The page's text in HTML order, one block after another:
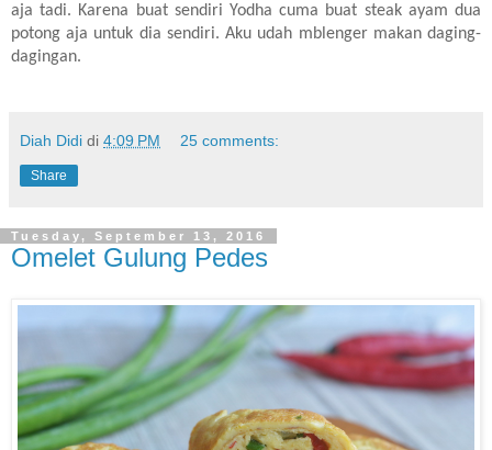
aja tadi. Karena buat sendiri Yodha cuma buat steak ayam dua
potong aja untuk dia sendiri. Aku udah mblenger makan daging-
dagingan.
Diah Didi di 4:09 PM 25 comments:
Share
Tuesday, September 13, 2016
Omelet Gulung Pedes